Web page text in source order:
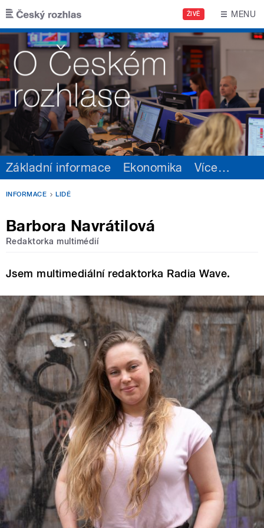
Přejít k hlavnímu obsahu
ŽIVĚ MENU
Základní informace Ekonomika Více…
INFORMACE LIDÉ
Barbora Navrátilová
Redaktorka multimédií
Jsem multimediální redaktorka Radia Wave.